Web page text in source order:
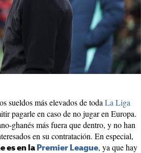
sueldos más elevados de toda La Liga
pagarle en caso de no jugar en Europa.
ghanés más fuera que dentro, y no han
en su contratación. En especial,
es en la Premier League, ya que hay